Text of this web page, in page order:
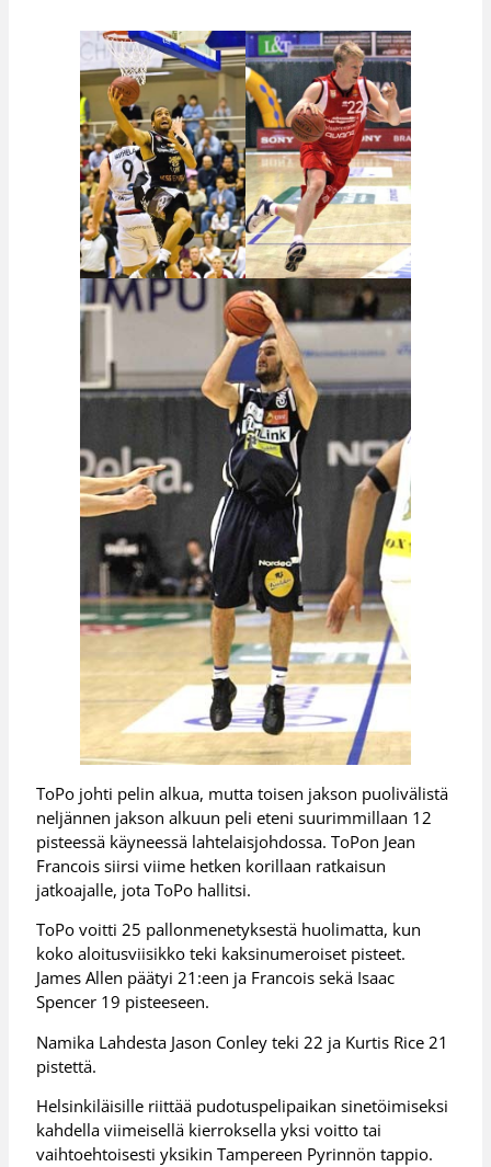
ToPo johti pelin alkua, mutta toisen jakson puolivälistä
neljännen jakson alkuun peli eteni suurimmillaan 12
pisteessä käyneessä lahtelaisjohdossa. ToPon Jean
Francois siirsi viime hetken korillaan ratkaisun
jatkoajalle, jota ToPo hallitsi.
ToPo voitti 25 pallonmenetyksestä huolimatta, kun
koko aloitusviisikko teki kaksinumeroiset pisteet.
James Allen päätyi 21:een ja Francois sekä Isaac
Spencer 19 pisteeseen.
Namika Lahdesta Jason Conley teki 22 ja Kurtis Rice 21
pistettä.
Helsinkiläisille riittää pudotuspelipaikan sinetöimiseksi
kahdella viimeisellä kierroksella yksi voitto tai
vaihtoehtoisesti yksikin Tampereen Pyrinnön tappio.